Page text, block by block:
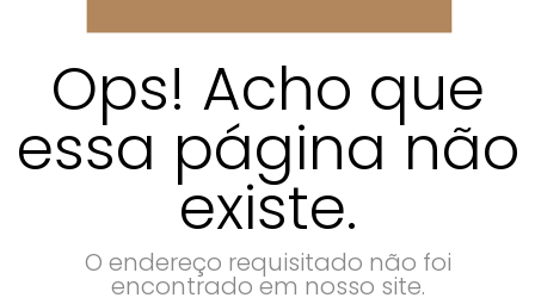
Ops! Acho que
essa página não
existe.
O endereço requisitado não foi
encontrado em nosso site.